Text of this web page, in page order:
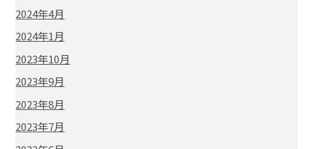
2024年4月
2024年1月
2023年10月
2023年9月
2023年8月
2023年7月